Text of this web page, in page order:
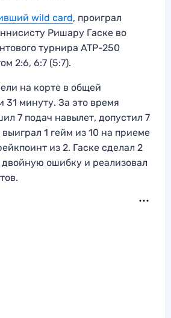
wild card, проиграл
Ришару Гаске во
турнира ATP-250
2:6, 6:7 (5:7).
на корте в общей
31 минуту. За это время
7 подач навылет, допустил 7
1 гейм из 10 на приеме
из 2. Гаске сделал 2
ошибку и реализовал